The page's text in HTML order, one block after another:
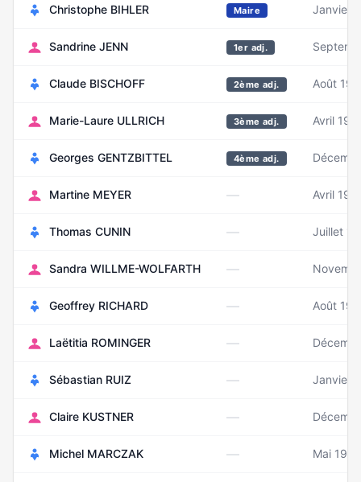
Christophe BIHLER Maire Janvier
Sandrine JENN 1er adj.
Claude BISCHOFF 2ème adj. Août
Marie-Laure ULLRICH 3ème adj. Avril
Georges GENTZBITTEL 4ème adj.
Martine MEYER — Avril
Thomas CUNIN — Juillet
Sandra WILLME-WOLFARTH —
Geoffrey RICHARD — Août
Laëtitia ROMINGER —
Sébastian RUIZ — Janvier
Claire KUSTNER —
Michel MARCZAK — Mai 1960